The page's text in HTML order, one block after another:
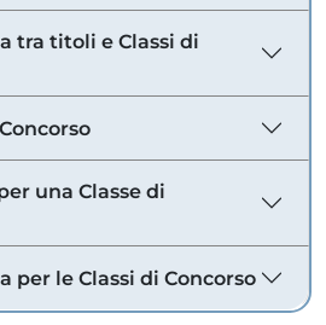
tra titoli e Classi di
una Classe di
per le Classi di Concorso